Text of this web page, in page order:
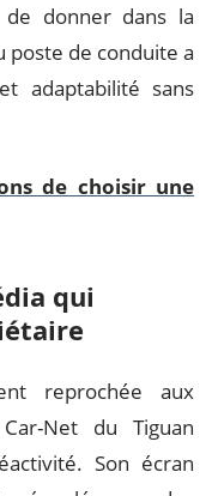
de donner dans la
poste de conduite a
adaptabilité sans
de choisir une
qui
reprochée aux
Net du Tiguan
Son écran